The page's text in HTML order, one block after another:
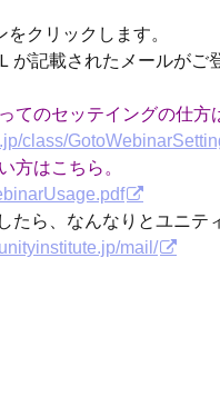
クリックします。
が記載されたメールがご
てのセッテイングの仕方
class/
方はこちら。
たら、なんなりとユニテ
mail/